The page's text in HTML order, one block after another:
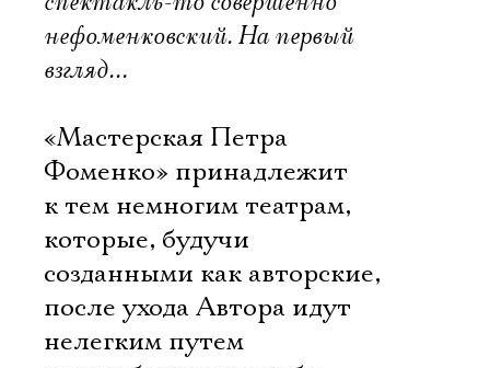
нефоменковский. На первый
взгляд…
«Мастерская Петра
Фоменко» принадлежит
к тем немногим театрам,
которые, будучи
созданными как авторские,
после ухода Автора идут
нелегким путем